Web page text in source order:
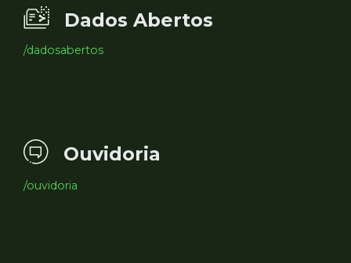
Dados Abertos
/dadosabertos
Ouvidoria
/ouvidoria